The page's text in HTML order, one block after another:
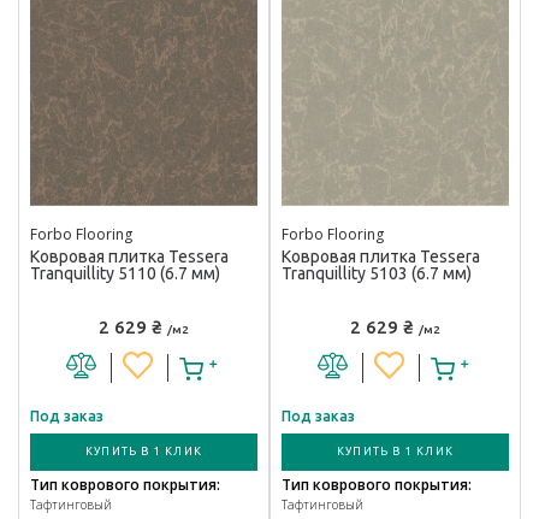
Forbo Flooring
Ковровая плитка Tessera
Tranquillity 5110 (6.7 мм)
2 629 ₴ /м2
Под заказ
КУПИТЬ В 1 КЛИК
Тип коврового покрытия:
Тафтинговый
Forbo Flooring
Ковровая плитка Tessera
Tranquillity 5103 (6.7 мм)
2 629 ₴ /м2
Под заказ
КУПИТЬ В 1 КЛИК
Тип коврового покрытия:
Тафтинговый